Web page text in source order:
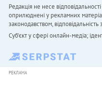
Редакція не несе
оприлюднені у рекламних
законодавством,
Cуб'єкт у сфері онлайн-медіа;
РЕКЛАМА